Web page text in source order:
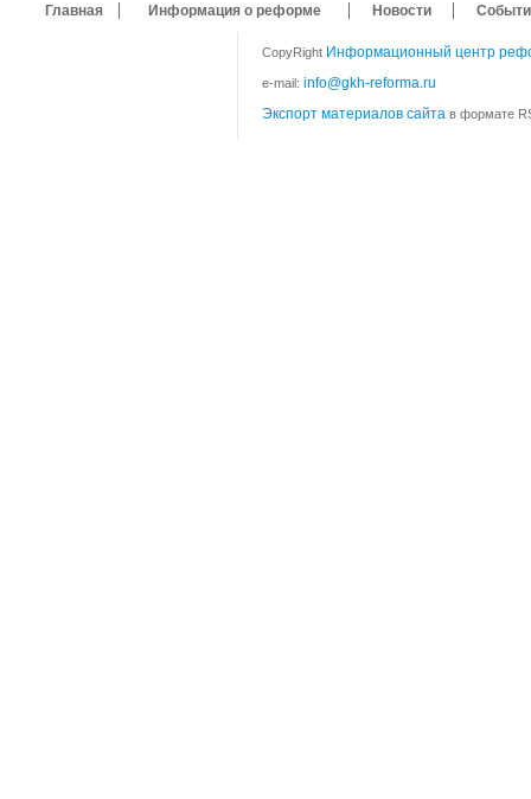
Главная Информация о реформе Новости
CopyRight Информационный центр
e-mail: info@gkh-reforma.ru
Экспорт материалов сайта в формате